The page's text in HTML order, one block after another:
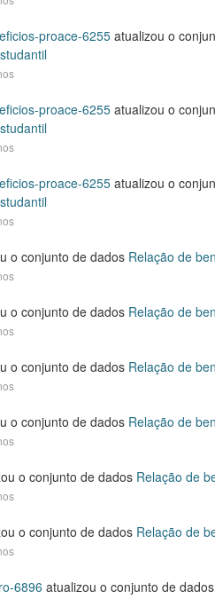
proace-6255 atualizou o
proace-6255 atualizou o
proace-6255 atualizou o
o conjunto de dados Relação de
o conjunto de dados Relação de
o conjunto de dados Relação de
o conjunto de dados Relação de
o conjunto de dados Relação de
o conjunto de dados Relação de
6896 atualizou o conjunto de dados